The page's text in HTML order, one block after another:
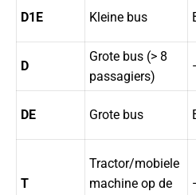
D1E Kleine bus
D
Grote bus (> 8
passagiers)
DE Grote bus
T
Tractor/mobiele
machine op de